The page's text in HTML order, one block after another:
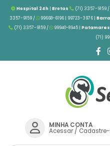
Hospital 24h| Brotas (71) 3357-9159 /
3357-9159 /
99668-6196 | 99723-3976 | Barra
(71) 3357-9159 /
99940-8945 | Patamares
(71)
MINHA CONTA
Acessar/